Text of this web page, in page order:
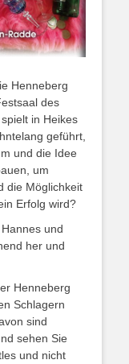
Henneberg
des
in Heikes
geführt,
und die Idee
um
die Möglichkeit
Erfolg wird?
und
her und
Henneberg
Schlagern
sind
sehen Sie
und nicht